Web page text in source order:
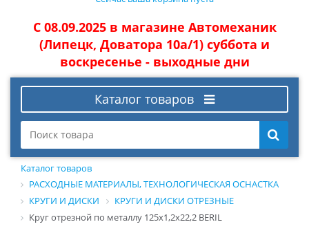
С 08.09.2025 в магазине Автомеханик
(Липецк, Доватора 10а/1) суббота и
воскресенье - выходные дни
Каталог товаров
Каталог товаров
РАСХОДНЫЕ МАТЕРИАЛЫ, ТЕХНОЛОГИЧЕСКАЯ ОСНАСТКА
КРУГИ И ДИСКИ
КРУГИ И ДИСКИ ОТРЕЗНЫЕ
Круг отрезной по металлу 125x1,2x22,2 BERIL